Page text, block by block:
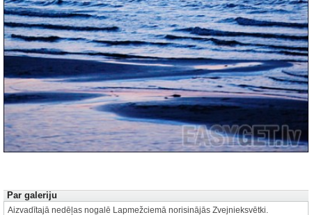
Autors: Valters Pelns 1 no 60
Par galeriju
Aizvadītajā nedēļas nogalē Lapmežciemā norisinājās Zvejnieksvētki.